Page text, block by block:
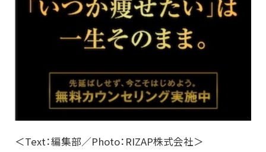
＜Text：編集部／Photo：RIZAP株式会社＞